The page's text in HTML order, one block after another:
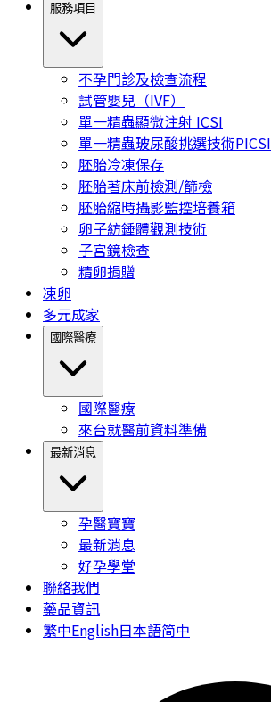
服務項目
不孕門診及檢查流程
試管嬰兒（IVF）
單一精蟲顯微注射 ICSI
單一精蟲玻尿酸挑選技術PICSI
胚胎冷凍保存
胚胎著床前檢測/篩檢
胚胎縮時攝影監控培養箱
卵子紡錘體觀測技術
子宮鏡檢查
精卵捐贈
凍卵
多元成家
國際醫療
國際醫療
來台就醫前資料準備
最新消息
孕醫寶寶
最新消息
好孕學堂
聯絡我們
藥品資訊
繁中English日本語简中